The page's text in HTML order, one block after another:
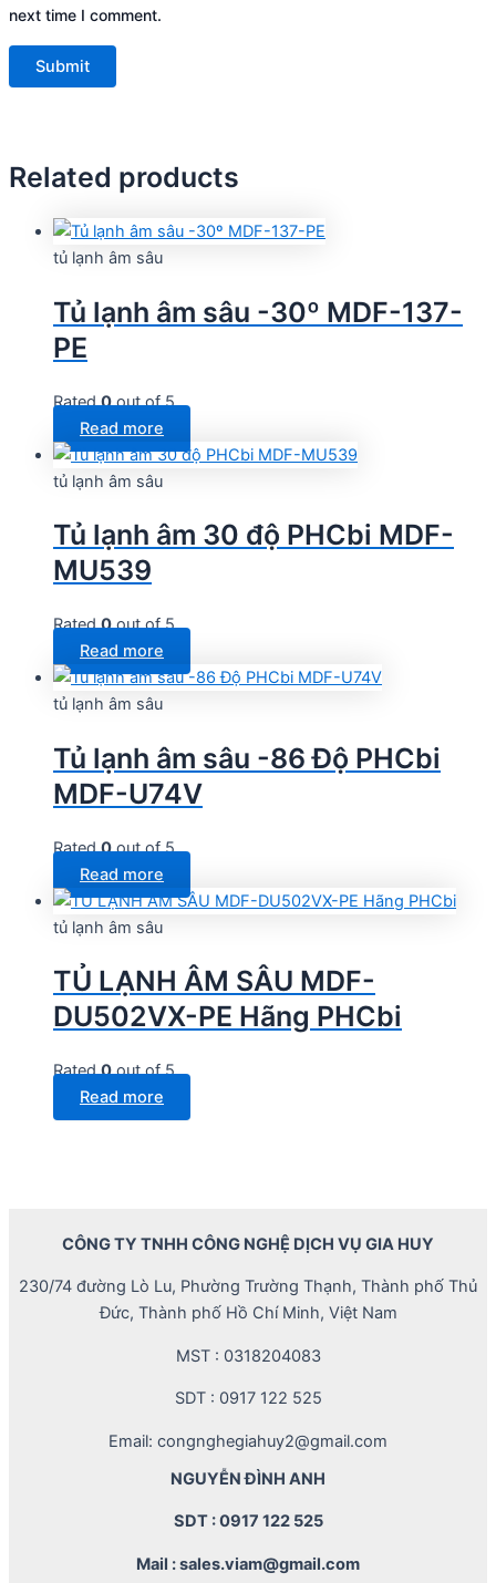
next time I comment.
Related products
tủ lạnh âm sâu
Tủ lạnh âm sâu -30º MDF-137-
PE
Rated0out of 5
Read more
tủ lạnh âm sâu
Tủ lạnh âm 30 độ PHCbi MDF-
MU539
Rated0out of 5
Read more
tủ lạnh âm sâu
Tủ lạnh âm sâu -86 Độ PHCbi
MDF-U74V
Rated0out of 5
Read more
tủ lạnh âm sâu
TỦ LẠNH ÂM SÂU MDF-
DU502VX-PE Hãng PHCbi
Rated0out of 5
Read more
CÔNG TY TNHH CÔNG NGHỆ DỊCH VỤ GIA HUY
230/74 đường Lò Lu, Phường Trường Thạnh, Thành phố Thủ
Đức, Thành phố Hồ Chí Minh, Việt Nam
MST : 0318204083
SDT : 0917 122 525
Email: congnghegiahuy2@gmail.com
NGUYỄN ĐÌNH ANH
SDT : 0917 122 525
Mail : sales.viam@gmail.com